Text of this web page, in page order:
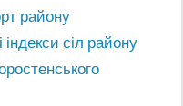
району
сіл району